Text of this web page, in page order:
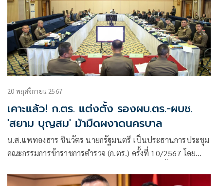
20 พฤศจิกายน 2567
เคาะแล้ว! ก.ตร. แต่งตั้ง รองผบ.ตร.-ผบช.
'สยาม บุญสม' ม้ามืดผงาดนครบาล
น.ส.แพทองธาร ชินวัตร นายกรัฐมนตรี เป็นประธานการประชุม
คณะกรรมการข้าราชการตำรวจ (ก.ตร.) ครั้งที่ 10/2567 โดย
ตำรวจ วาระประจำปี 2567 ระดับรองผู้บัญชาการตำรวจแห่งชาติ